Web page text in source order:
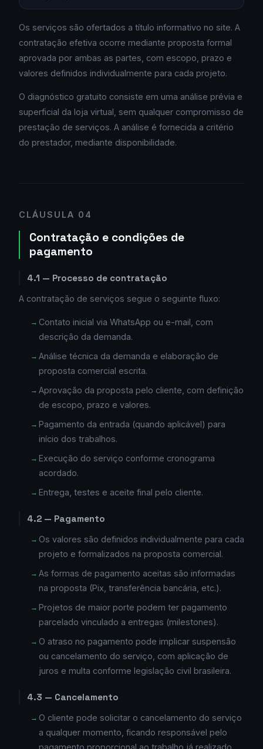
Os serviços são ofertados a título informativo no site. A
contratação efetiva ocorre mediante proposta formal
aprovada por ambas as partes, com escopo, prazo e
valores definidos individualmente para cada projeto.
O diagnóstico gratuito consiste em uma análise prévia e
superficial da loja virtual, sem qualquer compromisso de
prestação de serviços. A análise é fornecida a critério
do prestador, mediante disponibilidade.
CLÁUSULA 04
Contratação e condições de
pagamento
4.1 — Processo de contratação
A contratação de serviços segue o seguinte fluxo:
Contato inicial via WhatsApp ou e-mail, com
descrição da demanda.
Análise técnica da demanda e elaboração de
proposta comercial escrita.
Aprovação da proposta pelo cliente, com definição
de escopo, prazo e valores.
Pagamento da entrada (quando aplicável) para
início dos trabalhos.
Execução do serviço conforme cronograma
acordado.
Entrega, testes e aceite final pelo cliente.
4.2 — Pagamento
Os valores são definidos individualmente para cada
projeto e formalizados na proposta comercial.
As formas de pagamento aceitas são informadas
na proposta (Pix, transferência bancária, etc.).
Projetos de maior porte podem ter pagamento
parcelado vinculado a entregas (milestones).
O atraso no pagamento pode implicar suspensão
ou cancelamento do serviço, com aplicação de
juros e multa conforme legislação civil brasileira.
4.3 — Cancelamento
O cliente pode solicitar o cancelamento do serviço
a qualquer momento, ficando responsável pelo
pagamento proporcional ao trabalho já realizado